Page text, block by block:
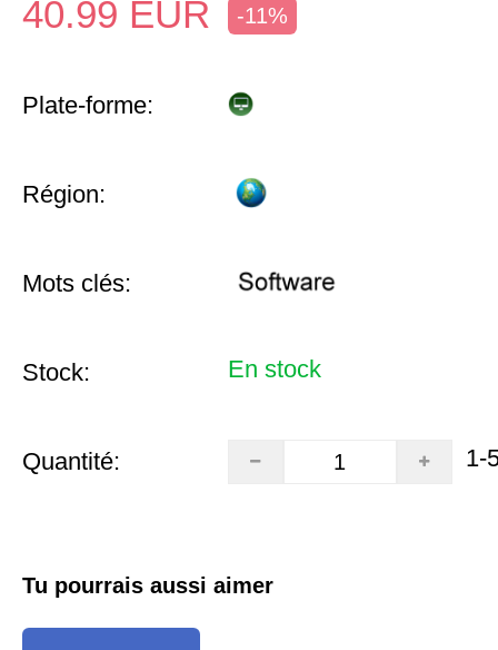
40.99 EUR -11%
Plate-forme:
Région:
Mots clés:
Stock: En stock
Quantité: 1-
Tu pourrais aussi aimer